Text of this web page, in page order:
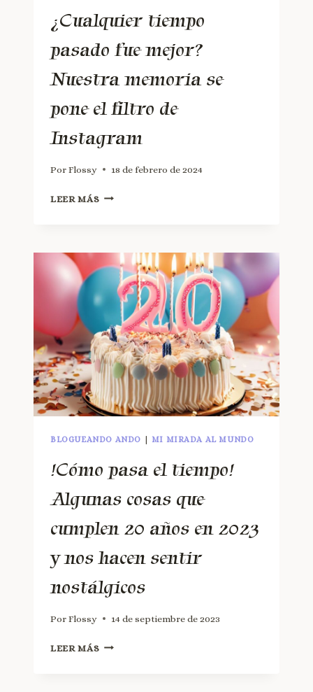
¿Cualquier tiempo
pasado fue mejor?
Nuestra memoria se
pone el filtro de
Instagram
Por Flossy 18 de febrero de 2024
LEER MÁS
BLOGUEANDO ANDO MI MIRADA AL MUNDO
!Cómo pasa el tiempo!
Algunas cosas que
cumplen 20 años en 2023
y nos hacen sentir
nostálgicos
Por Flossy 14 de septiembre de 2023
LEER MÁS